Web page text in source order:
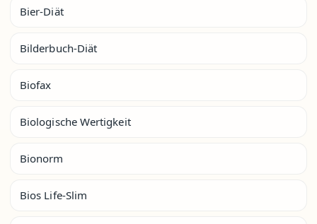
Bier-Diät
Bilderbuch-Diät
Biofax
Biologische Wertigkeit
Bionorm
Bios Life-Slim